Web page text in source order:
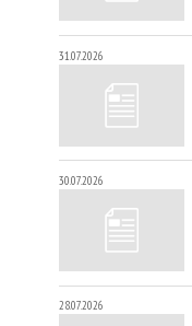
31.07.2026
30.07.2026
28.07.2026